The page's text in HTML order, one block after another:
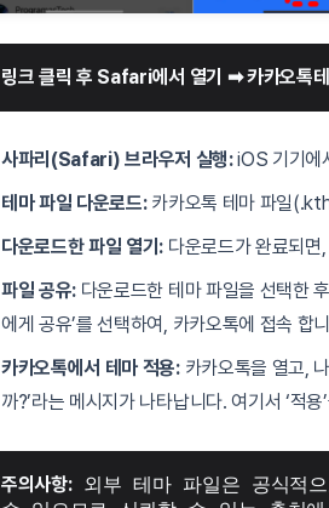
링크 클릭 후 Safari에서 열기 ➡ 카카오톡
사파리(Safari) 브라우저 실행:iOS 기기에
테마 파일 다운로드:카카오톡 테마 파일
다운로드한 파일 열기: 다운로드가 완료되
파일 공유: 다운로드한 테마 파일을 선택한
에게 공유’를 선택하여, 카카오톡에 접속 합
카카오톡에서 테마 적용:카카오톡을 열고,
까?’라는 메시지가 나타납니다. 여기서 ‘적
주의사항: 외부 테마 파일은 공식적